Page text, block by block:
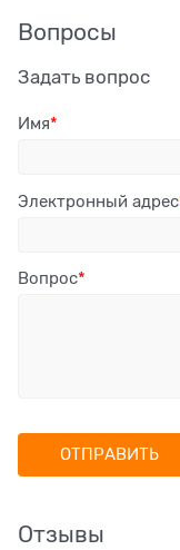
Вопросы
Задать вопрос
Имя
Электронный адрес
Вопрос
Отзывы